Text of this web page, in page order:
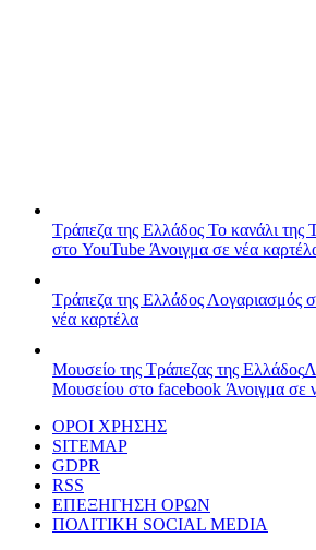
Τράπεζα της Ελλάδος Το κανάλι της
στο YouTube Άνοιγμα σε νέα
Τράπεζα της Ελλάδος Λογαριασμός
νέα καρτέλα
Μουσείο της Τράπεζας της Ελλάδος
Μουσείου στο facebook Άνοιγμα σε
ΟΡΟΙ ΧΡΗΣΗΣ
SITEMAP
GDPR
RSS
ΕΠΕΞΗΓΗΣΗ ΟΡΩΝ
ΠΟΛΙΤΙΚΗ SOCIAL MEDIA